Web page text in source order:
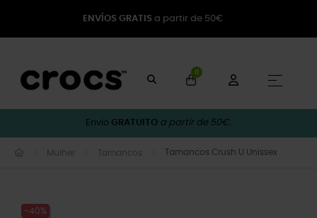
ENVÍOS GRATIS a partir de 50€
0
☰
Envio GRATUITO a partir de 50€.
Mulher Tamancos Tamancos Crush U Unissex
-40%